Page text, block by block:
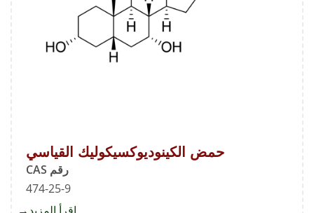
حمض الكينوديوكسيكوليك القياسي
رقم CAS
474-25-9